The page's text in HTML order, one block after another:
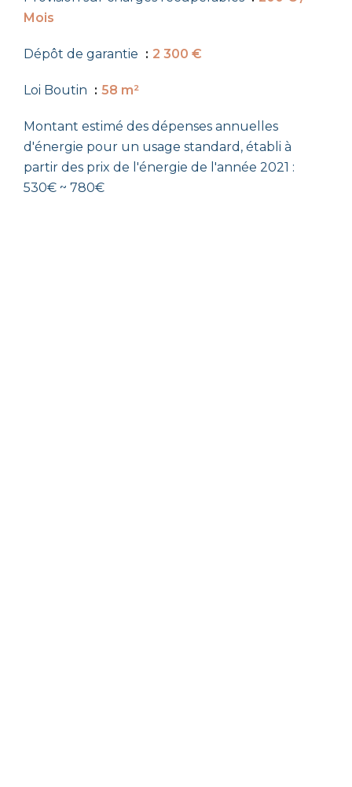
Mois
Dépôt de garantie 2 300 €
Loi Boutin 58 m²
Montant estimé des dépenses annuelles
d'énergie pour un usage standard, établi à
partir des prix de l'énergie de l'année 2021 :
530€ ~ 780€